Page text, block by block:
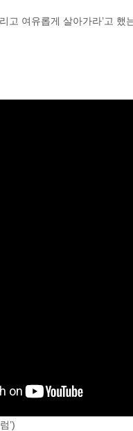
고 여유롭게 살아가라’고 했
’)